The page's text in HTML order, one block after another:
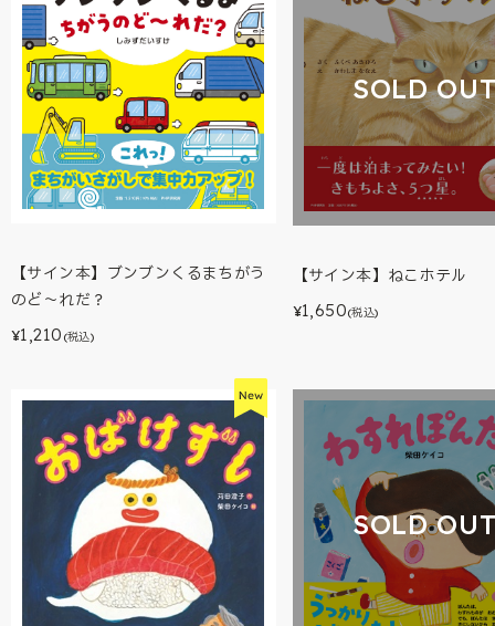
【サイン本】ブンブンくるまちがう
のど～れだ？
¥1,210 (税込)
SOLD
【サイン本】ねこホテル
¥1,650(税込)
SOLD